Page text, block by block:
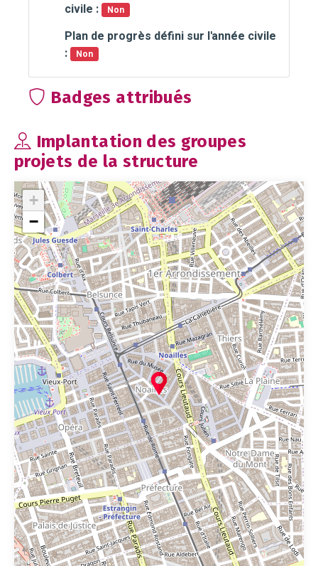
civile :
Non
Plan de progrès défini sur l'année civile
:
Non
Badges attribués
Implantation des groupes
projets de la structure
+
−